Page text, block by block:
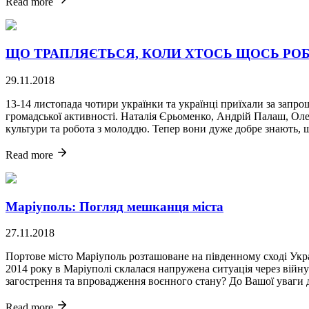
ЩО ТРАПЛЯЄТЬСЯ, КОЛИ ХТОСЬ ЩОСЬ РОБИТЬ
29.11.2018
13-14 листопада чотири українки та українці приїхали за
громадської активності. Наталія Єрьоменко, Андрій Палаш,
культури та робота з молоддю. Тепер вони дуже добре знають,
Read more
Маріуполь: Погляд мешканця міста
27.11.2018
Портове місто Маріуполь розташоване на південному сході
2014 року в Маріуполі склалася напружена ситуація через
загострення та впровадження воєнного стану? До Вашої